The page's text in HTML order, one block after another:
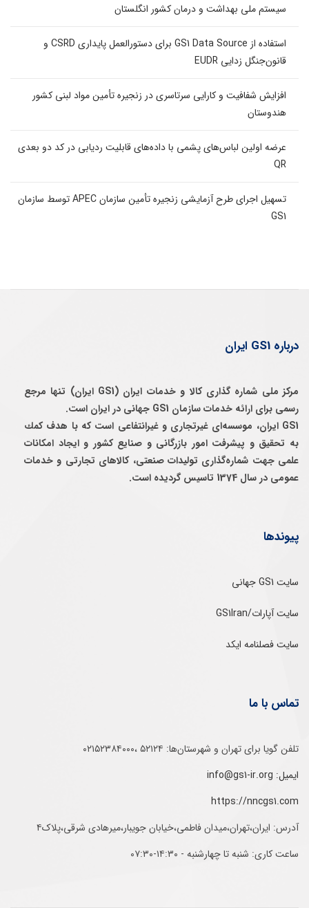
سیستم ملی بهداشت و درمان کشور انگلستان
استفاده از GS1 Data Source برای دستورالعمل پایداری CSRD و
قانون‌جنگل زدایی EUDR
افزایش شفافیت و کارایی سرتاسری در زنجیره تأمین مواد لبنی کشور
هندوستان
عرضه اولین لباس‌های پشمی با داده‌های قابلیت ردیابی در کد دو بعدی
QR
تسهیل اجرای طرح آزمایشی زنجیره تأمین سازمان APEC توسط سازمان
GS1
درباره GS1 ایران
مرکز ملی شماره گذاری کالا و خدمات ایران (GS1 ایران) تنها مرجع
رسمی برای ارائه خدمات سازمان GS1 جهانی در ایران است.
GS1 ایران، موسسه‌ای غيرتجاری و غيرانتفاعی است كه با هدف كمك
به تحقيق و پيشرفت امور بازرگانی و صنايع كشور و ايجاد امكانات
علمی جهت شماره‌گذاری توليدات صنعتی، كالاهای تجارتی و خدمات
عمومی در سال 1374 تاسيس گرديده است.
پیوندها
سایت GS1 جهانی
سایت آپارات/GS1Iran
سایت فصلنامه ایکد
تماس با ما
تلفن‌ گویا برای‌ تهران‌‌ و‌ شهرستان‌ها:‌ ۵۲۱۲۴ ،۰۲۱۵۲۳۸۴۰۰۰
ایمیل: info@gs1-ir.org
https://nncgs1.com
آدرس: ایران،تهران،میدان فاطمی،خیابان جویبار،میرهادی شرقی،پلاک۴
ساعت کاری: شنبه تا چهارشنبه - ۱۴:۳۰-۰۷:۳۰